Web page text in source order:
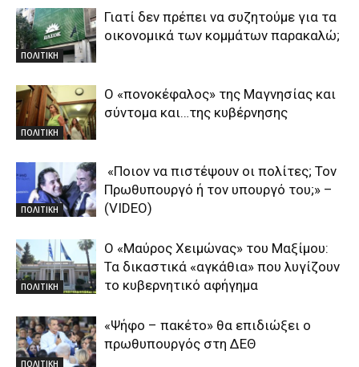
ΠΟΛΙΤΙΚΗ
Γιατί δεν πρέπει να συζητούμε για τα
οικονομικά των κομμάτων παρακαλώ;
ΠΟΛΙΤΙΚΗ
Ο «πονοκέφαλος» της Μαγνησίας και
σύντομα και…της κυβέρνησης
ΠΟΛΙΤΙΚΗ
«Ποιον να πιστέψουν οι πολίτες; Τον
Πρωθυπουργό ή τον υπουργό του;» –
(VIDEO)
ΠΟΛΙΤΙΚΗ
Ο «Μαύρος Χειμώνας» του Μαξίμου:
Τα δικαστικά «αγκάθια» που λυγίζουν
το κυβερνητικό αφήγημα
ΠΟΛΙΤΙΚΗ
«Ψήφο – πακέτο» θα επιδιώξει ο
πρωθυπουργός στη ΔΕΘ